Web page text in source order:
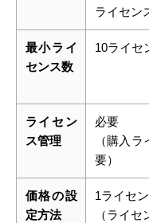
ライセン
最小ライ
センス数
10ライセ
ライセン
ス管理
必要
（購入
要）
価格の設
定方法
1ライセ
（ライ